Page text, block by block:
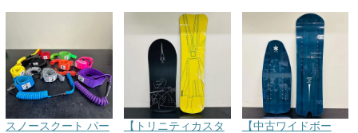
スノースクート パー
【トリニティカスタ
【中古ワイドボー